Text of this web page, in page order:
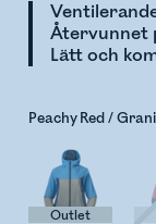
Återvunnet
Lätt och
Peachy Red /
Outlet